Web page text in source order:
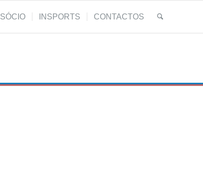
SÓCIO INSPORTS CONTACTOS